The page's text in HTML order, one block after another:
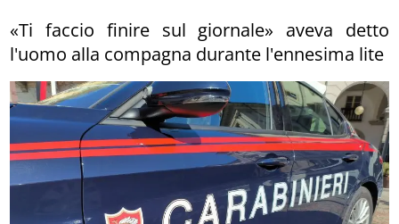
«Ti faccio finire sul giornale» aveva detto
l'uomo alla compagna durante l'ennesima lite